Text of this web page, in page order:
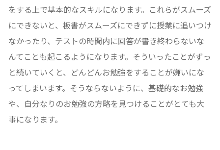
をする上で基本的なスキルになります。これらがスムーズ
にできないと、板書がスムーズにできずに授業に追いつけ
なかったり、テストの時間内に回答が書き終わらないな
んてことも起こるようになります。そういったことがずっ
と続いていくと、どんどんお勉強をすることが嫌いにな
ってしまいます。そうならないように、基礎的なお勉強
や、自分なりのお勉強の方略を見つけることがとても大
事になります。